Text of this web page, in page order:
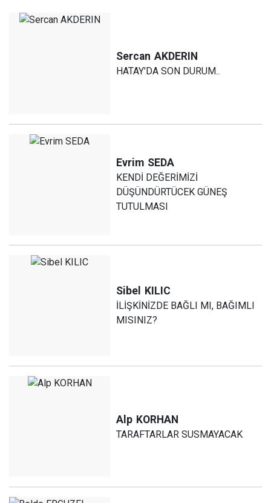
Sercan AKDERIN
HATAY'DA SON DURUM..
Evrim SEDA
KENDİ DEĞERİMİZİ
DÜŞÜNDÜRTÜCEK GÜNEŞ
TUTULMASI
Sibel KILIC
İLİŞKİNİZDE BAĞLI MI, BAĞIMLI
MISINIZ?
Alp KORHAN
TARAFTARLAR SUSMAYACAK